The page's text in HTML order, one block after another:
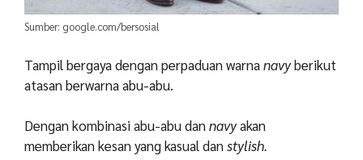
Sumber: google.com/bersosial
Tampil bergaya dengan perpaduan warnanavyberikut
atasan berwarna abu-abu.
Dengan kombinasi abu-abu dannavyakan
memberikan kesan yang kasual danstylish.